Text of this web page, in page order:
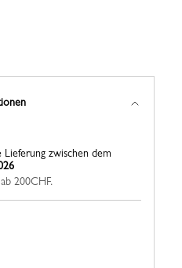
Lieferung zwischen dem
200CHF.